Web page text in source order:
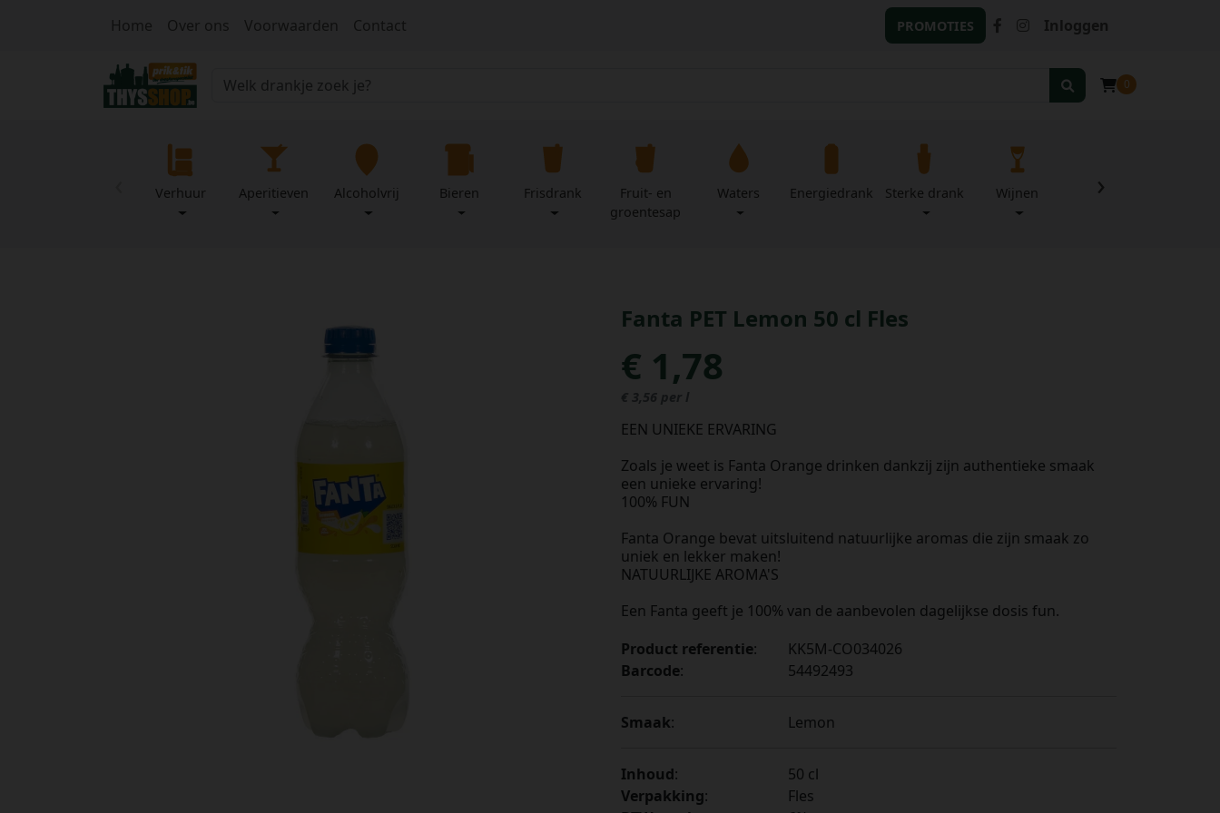
Home Over ons Voorwaarden Contact PROMOTIES Inloggen
0
Verhuur Aperitieven Alcoholvrij Bieren Frisdrank
Fruit- en
groentesap
Waters Energiedrank Sterke drank Wijnen Zuivel
›
Fanta PET Lemon 50 cl Fles
€ 1,78
€ 3,56 per l
EEN UNIEKE ERVARING
Zoals je weet is Fanta Orange drinken dankzij zijn authentieke smaak
een unieke ervaring!
100% FUN
Fanta Orange bevat uitsluitend natuurlijke aromas die zijn smaak zo
uniek en lekker maken!
NATUURLIJKE AROMA'S
Een Fanta geeft je 100% van de aanbevolen dagelijkse dosis fun.
Product referentie:
KK5M-CO034026
Barcode: 54492493
Smaak: Lemon
Inhoud:
50 cl
Verpakking:
Fles